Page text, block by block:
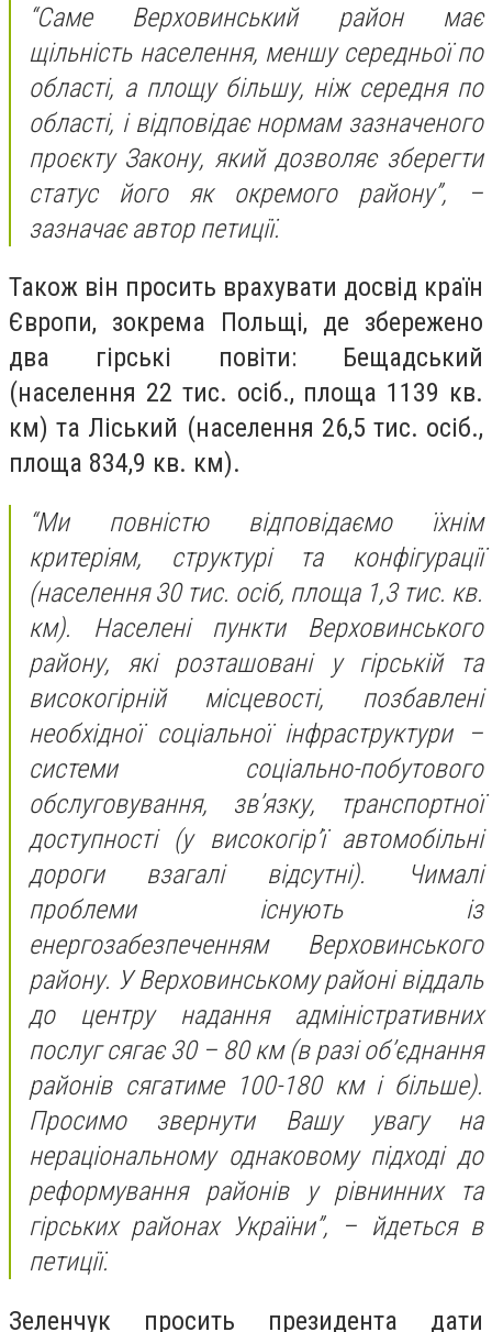
“Саме Верховинський район має
щільність населення, меншу середньої по
області, а площу більшу, ніж середня по
області, і відповідає нормам зазначеного
проєкту Закону, який дозволяє зберегти
статус його як окремого району”, –
зазначає автор петиції.
Також він просить врахувати досвід країн
Європи, зокрема Польщі, де збережено
два гірські повіти: Бещадський
(населення 22 тис. осіб., площа 1139 кв.
км) та Ліський (населення 26,5 тис. осіб.,
площа 834,9 кв. км).
“Ми повністю відповідаємо їхнім
критеріям, структурі та конфігурації
(населення 30 тис. осіб, площа 1,3 тис. кв.
км). Населені пункти Верховинського
району, які розташовані у гірській та
високогірній місцевості, позбавлені
необхідної соціальної інфраструктури –
системи соціально-побутового
обслуговування, зв’язку, транспортної
доступності (у високогір’ї автомобільні
дороги взагалі відсутні). Чималі
проблеми існують із
енергозабезпеченням Верховинського
району. У Верховинському районі віддаль
до центру надання адміністративних
послуг сягає 30 – 80 км (в разі об’єднання
районів сягатиме 100-180 км і більше).
Просимо звернути Вашу увагу на
нераціональному однаковому підході до
реформування районів у рівнинних та
гірських районах України”, – йдеться в
петиції.
Зеленчук просить президента дати